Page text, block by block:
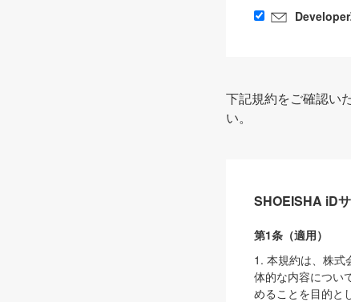
下記規約をご確認い
い。
SHOEISHA iD
第1条（適用）
1. 本規約は、株式
体的な内容につい
めることを目的と